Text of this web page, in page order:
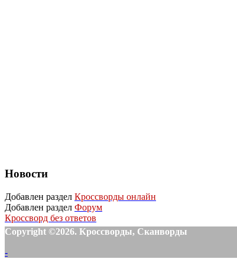
Новости
Добавлен раздел Кроссворды онлайн
Добавлен раздел Форум
Кроссворд без ответов
Copyright ©2026. Кроссворды, Сканворды
-